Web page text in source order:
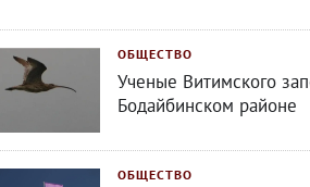
ОБЩЕСТВО
Ученые Витимского
Бодайбинском районе
ОБЩЕСТВО